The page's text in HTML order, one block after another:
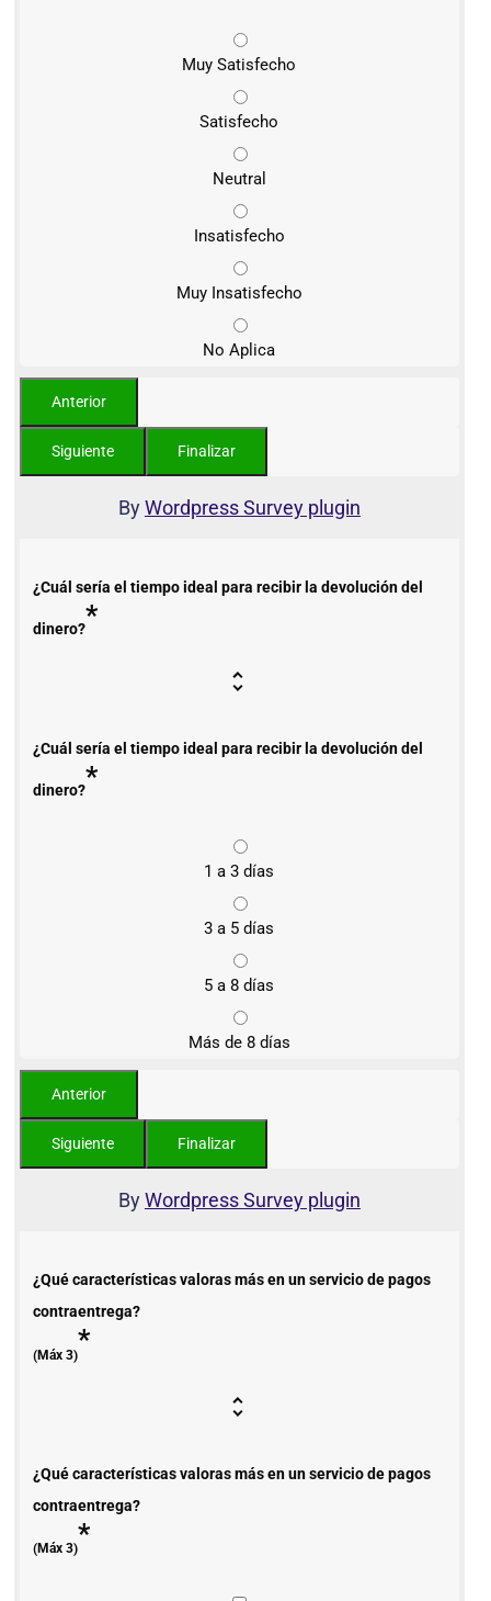
Muy Satisfecho
Satisfecho
Neutral
Insatisfecho
Muy Insatisfecho
No Aplica
ByWordpress Survey plugin
¿Cuál sería el tiempo ideal para recibir la devolución del
dinero?*
¿Cuál sería el tiempo ideal para recibir la devolución del
dinero?*
1 a 3 días
3 a 5 días
5 a 8 días
Más de 8 días
ByWordpress Survey plugin
¿Qué características valoras más en un servicio de pagos
contraentrega?
(Máx 3)*
¿Qué características valoras más en un servicio de pagos
contraentrega?
(Máx 3)*